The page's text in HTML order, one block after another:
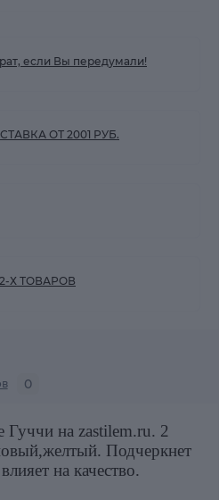
если Вы передумали!
ОТ 2001 РУБ.
Х ТОВАРОВ
0
Гуччи на zastilem.ru. 2
Подчеркнет
на качество.